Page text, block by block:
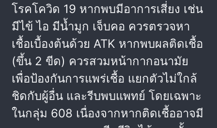
โรคโควิด 19 หากพบมีอาการเสี่ยง เช่น
มีไข้ ไอ มีน้ำมูก เจ็บคอ ควรตรวจหา
เชื้อเบื้องต้นด้วย ATK หากพบผลติดเชื้อ
(ขึ้น 2 ขีด) ควรสวมหน้ากากอนามัย
เพื่อป้องกันการแพร่เชื้อ แยกตัวไม่ใกล้
ชิดกับผู้อื่น และรีบพบแพทย์ โดยเฉพาะ
ในกลุ่ม 608 เนื่องจากหากติดเชื้ออาจมี